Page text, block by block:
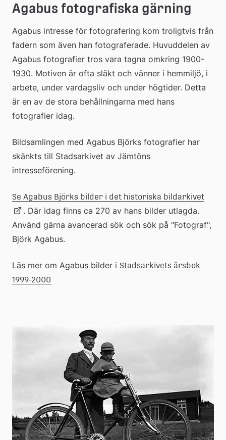
Agabus fotografiska gärning
Agabus intresse för fotografering kom troligtvis från
fadern som även han fotograferade. Huvuddelen av
Agabus fotografier tros vara tagna omkring 1900-
1930. Motiven är ofta släkt och vänner i hemmiljö, i
arbete, under vardagsliv och under högtider. Detta
är en av de stora behållningarna med hans
fotografier idag.
Bildsamlingen med Agabus Björks fotografier har
skänkts till Stadsarkivet av Jämtöns
intresseförening.
Se Agabus Björks bilder i det historiska bildarkivet
till
. Där idag finns ca 270 av hans bilder utlagda.
Använd gärna avancerad sök och sök på "Fotograf",
Björk Agabus.
Läs mer om Agabus bilder i Stadsarkivets årsbok
1999-2000